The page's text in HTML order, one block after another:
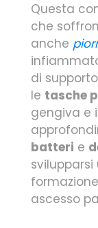
Questa
che
anche
di
le tasche
gengiva e
batteri e
svilupparsi
ascesso